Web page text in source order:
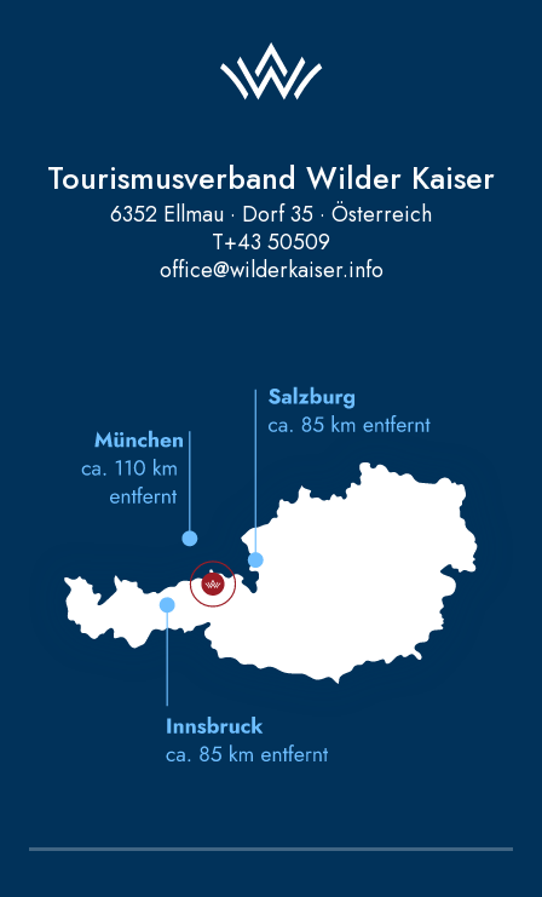
Tourismusverband Wilder Kaiser
6352 Ellmau · Dorf 35 · Österreich
T+43 50509
office@wilderkaiser.info